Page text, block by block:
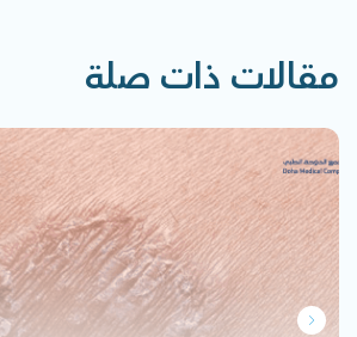
مقالات ذات صلة